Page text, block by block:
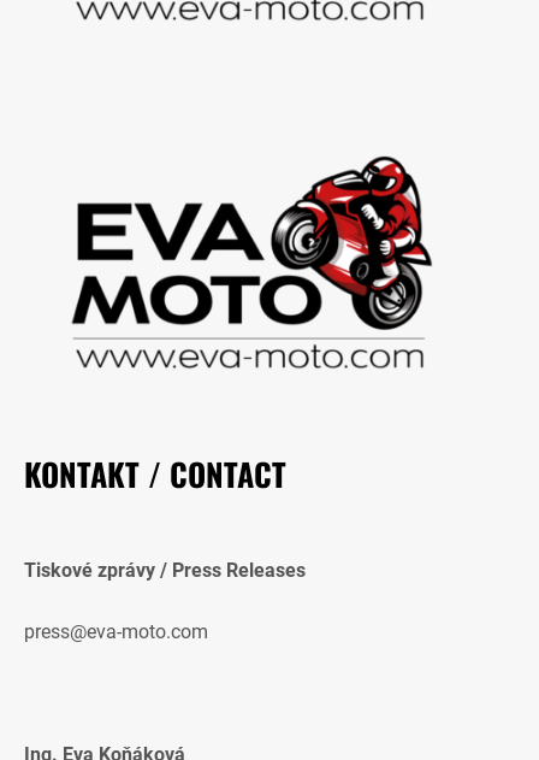
KONTAKT / CONTACT
Tiskové zprávy / Press Releases
press@eva-moto.com
Ing. Eva Koňáková